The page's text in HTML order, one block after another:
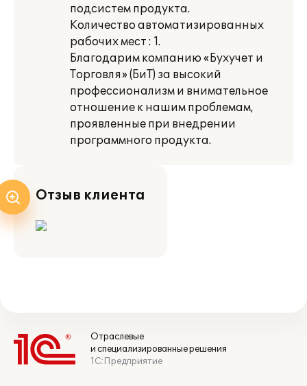
подсистем продукта.
Количество автоматизированных
рабочих мест : 1.
Благодарим компанию «Бухучет и
Торговля» (БиТ) за высокий
профессионализм и внимательное
отношение к нашим проблемам,
проявленные при внедрении
программного продукта.
Отзыв клиента
Отраслевые
и специализированные решения
1С:Предприятие